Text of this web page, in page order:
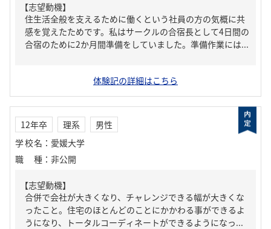
【志望動機】
住生活全般を支えるために働くという社員の方の気概に共
感を覚えたためです。私はサークルの合宿長として4日間の
合宿のために2か月間準備をしていました。準備作業には...
体験記の詳細はこちら
12年卒 理系
男性
学校名 ： 愛媛大学
職種 ： 非公開
【志望動機】
合併で会社が大きくなり、チャレンジできる幅が大きくな
ったこと。住宅のほとんどのことにかかわる事ができるよ
うになり、トータルコーディネートができるようになっ...